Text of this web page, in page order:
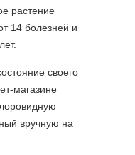
растение
14 болезней и
своего
магазине
вручную на